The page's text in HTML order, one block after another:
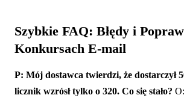
Szybkie FAQ: Błędy i
Konkursach E-mail
P: Mój dostawca twierdzi, że dostarczył
licznik wzrósł tylko o 320. Co się stało?